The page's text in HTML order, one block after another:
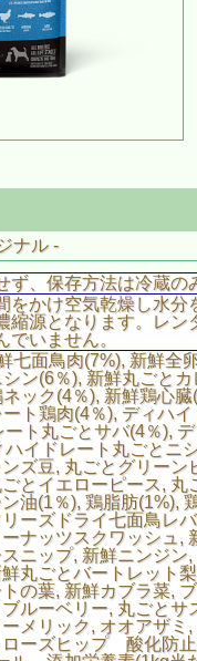
ナル -
ず、保存方法は冷蔵の
をかけ空気乾燥し水分
縮源となります。レン
でいません。
七面鳥肉(7%), 新鮮全
ン(6％), 新鮮丸ごと
ック(4％), 新鮮鶏心
ト鶏肉(4％), ディハ
ート丸ごとサバ(4％),
ハイドレート丸ごとニ
ズ豆, 丸ごとグリーン
とイエローピース, 丸
油(1％), 鶏脂肪(1%),
リーズドライ七面鳥レ
ナッツスクワッシュ,
ニップ, 新鮮ニンジン
丸ごとバートレット
の葉, 新鮮カブラ菜,
ルーベリー, 丸ごとサ
メリック, オオアザミ
ローズヒップ 酸化防